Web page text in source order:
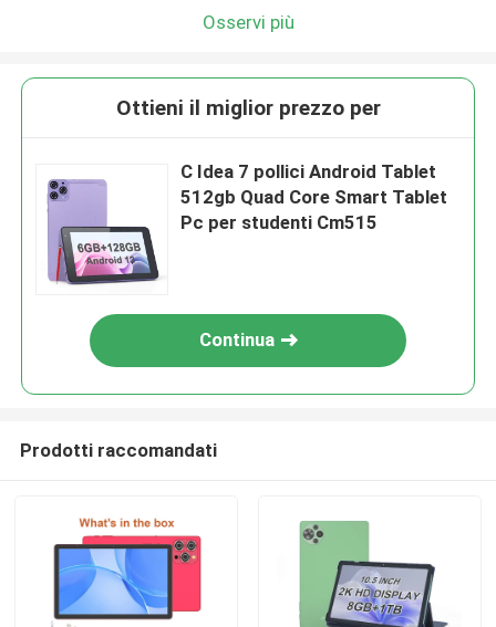
Osservi più
Ottieni il miglior prezzo per
C Idea 7 pollici Android Tablet
512gb Quad Core Smart Tablet
Pc per studenti Cm515
Continua
Prodotti raccomandati